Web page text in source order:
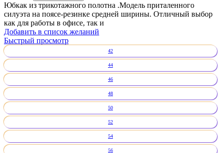
Юбкак из трикотажного полотна .Модель приталенного
силуэта на поясе-резинке средней ширины. Отличный выбор
как для работы в офисе, так и
Добавить в список желаний
Быстрый просмотр
42
44
46
48
50
52
54
56